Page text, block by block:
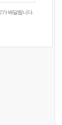
가 배달됩니다.